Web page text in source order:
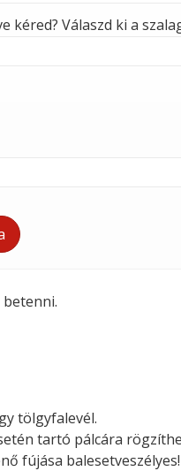
kéred? Válaszd ki a
tölgyfalevél.
tartó pálcára
fújása balesetveszélyes!